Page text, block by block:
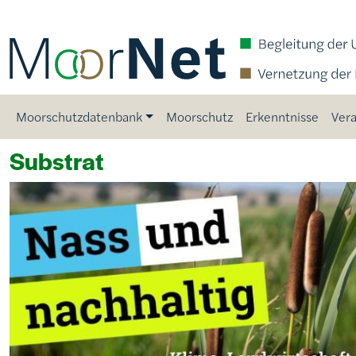
Main navigation
Moorschutzdatenbank Moorschutz Erkenntnisse
Substrat
Bild